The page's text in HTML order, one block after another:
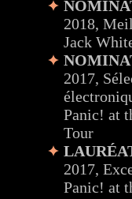
2018,
Jack
2017,
Panic! at
Tour
2017,
Panic! at